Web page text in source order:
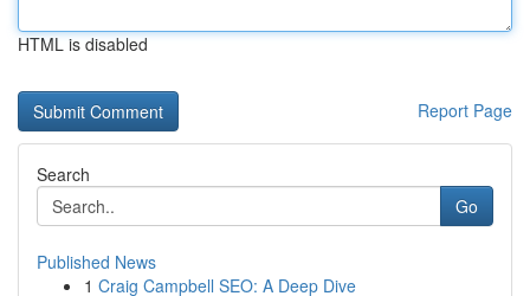
HTML is disabled
Report Page
Search
Go
Published News
1 Craig Campbell SEO: A Deep Dive